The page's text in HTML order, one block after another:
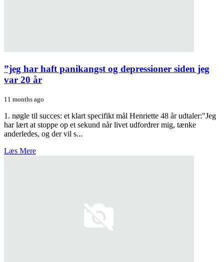
”jeg har haft panikangst og depressioner siden jeg
var 20 år
11 months ago
1. nøgle til succes: et klart specifikt mål Henriette 48 år udtaler:"Jeg
har lært at stoppe op et sekund når livet udfordrer mig, tænke
anderledes, og der vil s...
Læs Mere